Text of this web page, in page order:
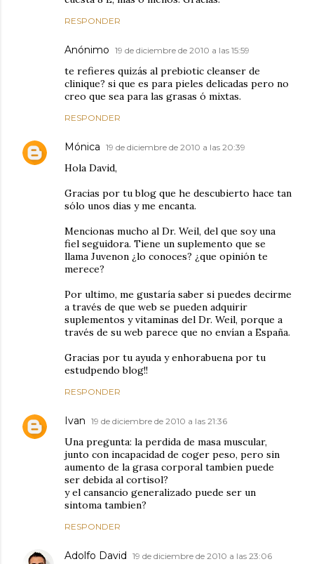
RESPONDER
Anónimo 19 de diciembre de 2010 a las 15:59
te refieres quizás al prebiotic cleanser de
clinique? si que es para pieles delicadas pero no
creo que sea para las grasas ó mixtas.
RESPONDER
Mónica 19 de diciembre de 2010 a las 20:39
Hola David,
Gracias por tu blog que he descubierto hace tan
sólo unos dias y me encanta.
Mencionas mucho al Dr. Weil, del que soy una
fiel seguidora. Tiene un suplemento que se
llama Juvenon ¿lo conoces? ¿que opinión te
merece?
Por ultimo, me gustaría saber si puedes decirme
a través de que web se pueden adquirir
suplementos y vitaminas del Dr. Weil, porque a
través de su web parece que no envían a España.
Gracias por tu ayuda y enhorabuena por tu
estudpendo blog!!
RESPONDER
Ivan 19 de diciembre de 2010 a las 21:36
Una pregunta: la perdida de masa muscular,
junto con incapacidad de coger peso, pero sin
aumento de la grasa corporal tambien puede
ser debida al cortisol?
y el cansancio generalizado puede ser un
sintoma tambien?
RESPONDER
Adolfo David 19 de diciembre de 2010 a las 23:06